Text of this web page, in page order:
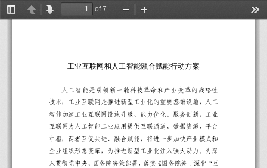
TogglePreviousNext
of 7
Zoom
工业互联网和 人工智能融合赋能行动方案
人工智能是引领新一轮科技革命和产业变革的战略性
技术， 工业互联网是推进新型工业化的重要基础设施，
人工
智能加速工业互联网设施升级 、 能力优化 、 服务创新，
工业
互联网为人工智能工业应用提供互联通道、 数据资源、 平台
中枢， 两者互促共进、 融合赋能， 将进一步加快产业模式和
企业组织形态变革， 为推进新型工业化注入强大动力 。 为 深
入 贯彻党中央、国务院决策部署，落实《国务院关于深化“
互